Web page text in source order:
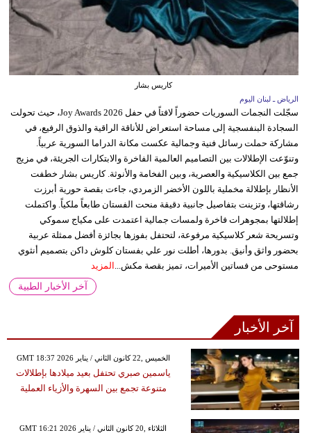
كاريس بشار
الرياض ـ لبنان اليوم
سجّلت النجمات السوريات حضوراً لافتاً في حفل Joy Awards 2026، حيث تحولت
السجادة البنفسجية إلى مساحة استعراض للأناقة الراقية والذوق الرفيع، في
مشاركة حملت رسائل فنية وجمالية عكست مكانة الدراما السورية عربياً.
وتنوّعت الإطلالات بين التصاميم العالمية الفاخرة والابتكارات الجريئة، في مزيج
جمع بين الكلاسيكية والعصرية، وبين الفخامة والأنوثة. كاريس بشار خطفت
الأنظار بإطلالة مخملية باللون الأخضر الزمردي، جاءت بقصة حورية أبرزت
رشاقتها، وتزينت بتفاصيل جانبية دقيقة منحت الفستان طابعاً ملكياً. واكتملت
إطلالتها بمجوهرات فاخرة ولمسات جمالية اعتمدت على مكياج سموكي
وتسريحة شعر كلاسيكية مرفوعة، لتحتفل بفوزها بجائزة أفضل ممثلة عربية
بحضور واثق وأنيق. بدورها، أطلت نور علي بفستان كلوش داكن بتصميم أنثوي
مستوحى من فساتين الأميرات، تميز بقصة مكش...
المزيد
آخر الأخبار الطبية
آخر الأخبار
GMT 18:37 2026 الخميس ,22 كانون الثاني / يناير
ياسمين صبري تحتفل بعيد ميلادها بإطلالات
متنوعة تجمع بين السهرة والأزياء العملية
GMT 16:21 2026 الثلاثاء ,20 كانون الثاني / يناير